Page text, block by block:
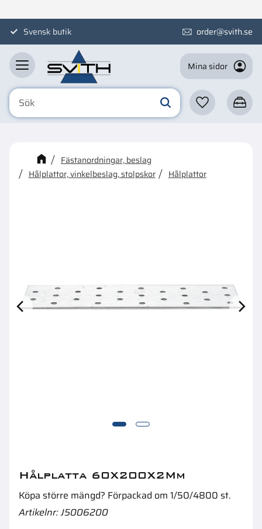
MenySvensk butik order@svith.se
Mina sidor
Favoriter
Kanske någon av dessa
produkter kan intressera dig?
Fästanordningar, beslag
Hålplattor, vinkelbeslag, stolpskor
Hålplattor
Hålplatta 60X200X2Mm
Köpa större mängd? Förpackad om 1/50/4800 st.
Artikelnr J5006200